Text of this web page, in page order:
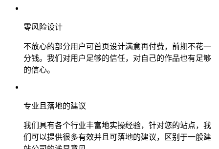
零风险设计
不放心的部分用户可首页设计满意再付费，前期不花一
分钱。我们对用户足够的信任，对自己的作品也有足够
的信心。
专业且落地的建议
我们具有各个行业丰富地实操经验，针对您的站点，我
们可以提供很多有效并且可落地的建议，区别于一般建